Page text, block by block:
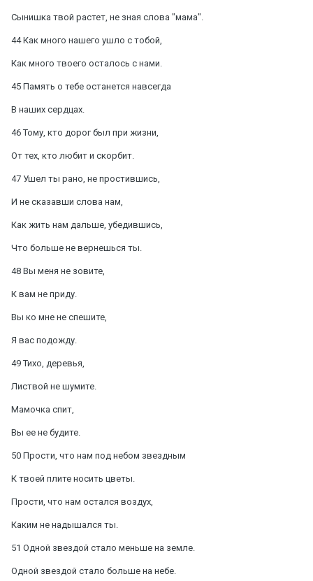
Сынишка твой растет, не зная слова "мама".
44 Как много нашего ушло с тобой,
Как много твоего осталось с нами.
45 Память о тебе останется навсегда
В наших сердцах.
46 Тому, кто дорог был при жизни,
От тех, кто любит и скорбит.
47 Ушел ты рано, не простившись,
И не сказавши слова нам,
Как жить нам дальше, убедившись,
Что больше не вернешься ты.
48 Вы меня не зовите,
К вам не приду.
Вы ко мне не спешите,
Я вас подожду.
49 Тихо, деревья,
Листвой не шумите.
Мамочка спит,
Вы ее не будите.
50 Прости, что нам под небом звездным
К твоей плите носить цветы.
Прости, что нам остался воздух,
Каким не надышался ты.
51 Одной звездой стало меньше на земле.
Одной звездой стало больше на небе.